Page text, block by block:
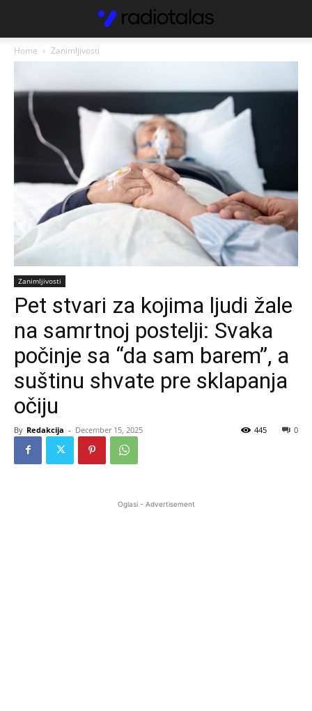
Home Zanimljivosti
Zanimljivosti
Pet stvari za kojima ljudi žale
na samrtnoj postelji: Svaka
počinje sa “da sam barem”, a
suštinu shvate pre sklapanja
očiju
By Redakcija - December 15, 2025 0
445
Oglasi - Advertisement